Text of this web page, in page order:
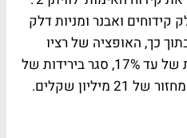
ואבנר ומניות דלק
כך, האופציה של רציו
שנסחרה מוקדם יותר בירידות של עד 17%, סגר בירידות של